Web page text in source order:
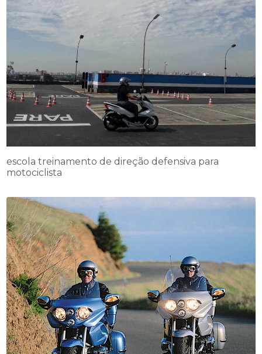
escola treinamento de direção defensiva para
motociclista